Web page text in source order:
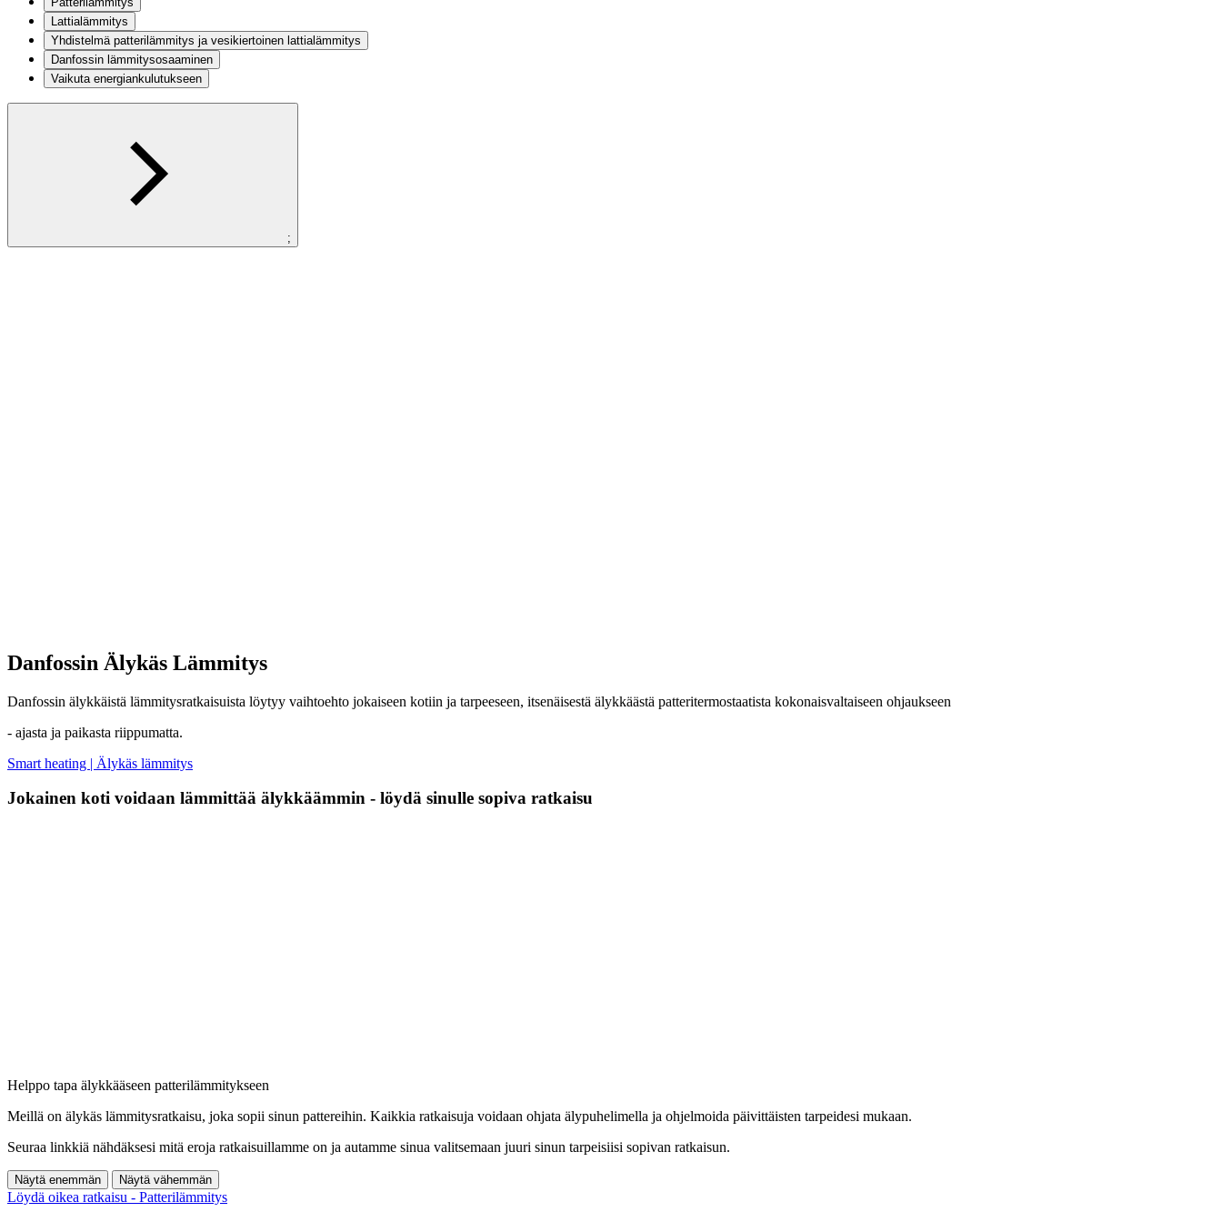
Lattialämmitys
Yhdistelmä patterilämmitys ja vesikiertoinen lattialämmitys
Danfossin lämmitysosaaminen
Vaikuta energiankulutukseen
;
Danfossin Älykäs Lämmitys
Danfossin älykkäistä lämmitysratkaisuista löytyy vaihtoehto jokaiseen kotiin ja tarpeeseen, itsenäisestä älykkäästä patteritermostaatista kokonaisvaltaiseen ohjaukseen
- ajasta ja paikasta riippumatta.
Smart heating | Älykäs lämmitys
Jokainen koti voidaan lämmittää älykkäämmin - löydä sinulle sopiva ratkaisu
Helppo tapa älykkääseen patterilämmitykseen
Meillä on älykäs lämmitysratkaisu, joka sopii sinun pattereihin. Kaikkia ratkaisuja voidaan ohjata älypuhelimella ja ohjelmoida päivittäisten tarpeidesi mukaan.
Seuraa linkkiä nähdäksesi mitä eroja ratkaisuillamme on ja autamme sinua valitsemaan juuri sinun tarpeisiisi sopivan ratkaisun.
Näytä enemmän Näytä vähemmän
Löydä oikea ratkaisu - Patterilämmitys